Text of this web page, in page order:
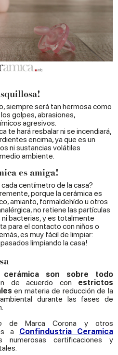
siempre será tan hermosa como
golpes, abrasiones,
agresivos.
te hará resbalar ni se incendiará,
encima, ya que es un
ni sustancias volátiles
ambiente.
es amiga!
centímetro de la casa?
porque la cerámica es
amianto, formaldehído u otros
no retiene las partículas
bacterias, y es totalmente
para el contacto con niños o
es muy fácil de limpiar:
limpiando la casa!
cerámica son sobre todo
de acuerdo con estrictos
en materia de reducción de la
durante las fases de
de Marca Corona y otros
a Confindustria Ceramica
numerosas certificaciones y